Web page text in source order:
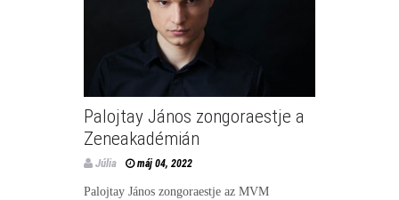
Palojtay János zongoraestje a
Zeneakadémián
Júlia máj 04, 2022
Palojtay János zongoraestje az MVM